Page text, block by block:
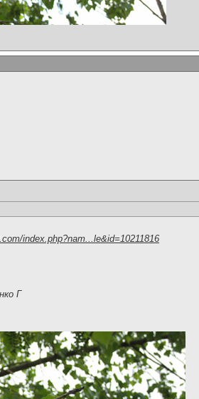
index.php?nam...le&id=10211816
Г